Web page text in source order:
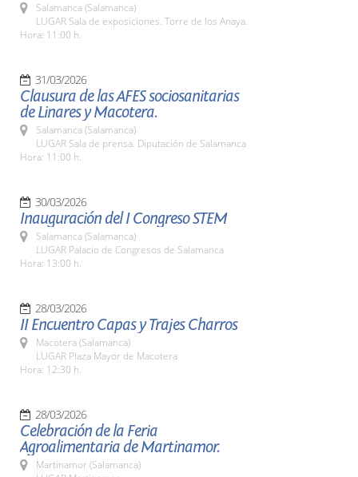
Salamanca (Salamanca)
LUGAR Sala de exposiciones. Torre de los Anaya.
Hora: 11:00 h.
31/03/2026
Clausura de las AFES sociosanitarias
de Linares y Macotera.
Salamanca (Salamanca)
LUGAR Sala de prensa. Diputación de Salamanca
Hora: 11:00 h.
30/03/2026
Inauguración del I Congreso STEM
Salamanca (Salamanca)
LUGAR Palacio de Congresos de Salamanca
Hora: 13:00 h.
28/03/2026
II Encuentro Capas y Trajes Charros
Macotera (Salamanca)
LUGAR Plaza Mayor de Macotera
Hora: 12:30 h.
28/03/2026
Celebración de la Feria
Agroalimentaria de Martinamor.
Martinamor (Salamanca)